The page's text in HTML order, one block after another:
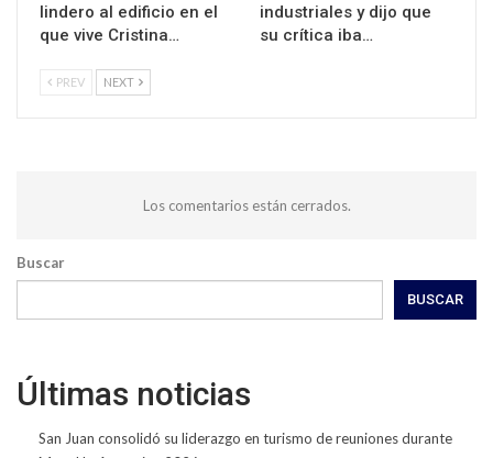
lindero al edificio en el
que vive Cristina…
industriales y dijo que
su crítica iba…
PREV NEXT
Los comentarios están cerrados.
Buscar
BUSCAR
Últimas noticias
San Juan consolidó su liderazgo en turismo de reuniones durante